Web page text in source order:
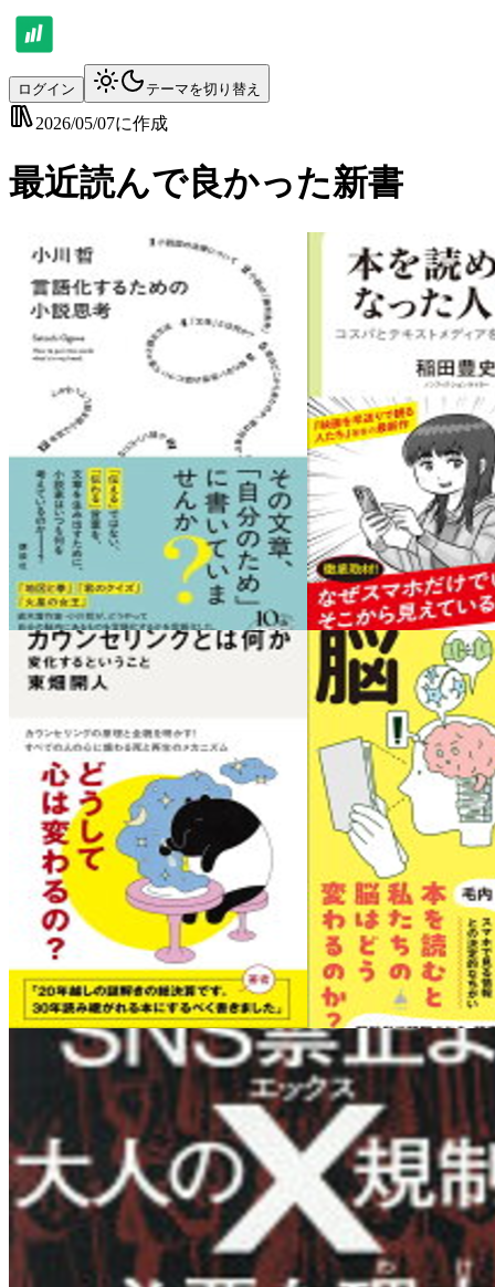
ログイン テーマを切り替え
2026/05/07に作成
最近読んで良かった新書